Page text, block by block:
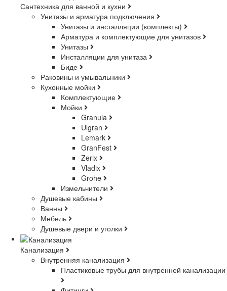
Сантехника для ванной и кухни
Унитазы и арматура подключения
Унитазы и инсталляции (комплекты)
Арматура и комплектующие для унитазов
Унитазы
Инсталляции для унитаза
Биде
Раковины и умывальники
Кухонные мойки
Комплектующие
Мойки
Granula
Ulgran
Lemark
GranFest
Zerix
Vladix
Grohe
Измельчители
Душевые кабины
Ванны
Мебель
Душевые двери и уголки
Канализация
Внутренняя канализация
Пластиковые трубы для внутренней канализации